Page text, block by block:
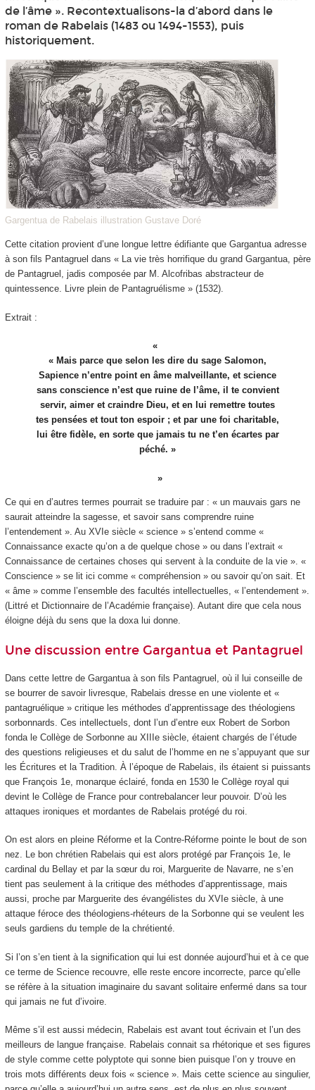
de l’âme ». Recontextualisons-la d’abord dans le
roman de Rabelais (1483 ou 1494-1553), puis
historiquement.
Gargentua de Rabelais illustration Gustave Doré
Cette citation provient d’une longue lettre édifiante que Gargantua adresse
à son fils Pantagruel dans « La vie très horrifique du grand Gargantua, père
de Pantagruel, jadis composée par M. Alcofribas abstracteur de
quintessence. Livre plein de Pantagruélisme » (1532).
Extrait :
« Mais parce que selon les dire du sage Salomon,
Sapience n’entre point en âme malveillante, et science
sans conscience n’est que ruine de l’âme, il te convient
servir, aimer et craindre Dieu, et en lui remettre toutes
tes pensées et tout ton espoir ; et par une foi charitable,
lui être fidèle, en sorte que jamais tu ne t’en écartes par
péché. »
Ce qui en d’autres termes pourrait se traduire par : « un mauvais gars ne
saurait atteindre la sagesse, et savoir sans comprendre ruine
l’entendement ». Au XVI esiècle « science » s’entend comme «
Connaissance exacte qu’on a de quelque chose » ou dans l’extrait «
Connaissance de certaines choses qui servent à la conduite de la vie ». «
Conscience » se lit ici comme « compréhension » ou savoir qu’on sait. Et
« âme » comme l’ensemble des facultés intellectuelles, « l’entendement ».
(Littré et Dictionnaire de l’Académie française). Autant dire que cela nous
éloigne déjà du sens que la doxa lui donne.
Une discussion entre Gargantua et Pantagruel
Dans cette lettre de Gargantua à son fils Pantagruel, où il lui conseille de
se bourrer de savoir livresque, Rabelais dresse en une violente et «
pantagruélique » critique les méthodes d’apprentissage des théologiens
sorbonnards. Ces intellectuels, dont l’un d’entre eux Robert de Sorbon
fonda le Collège de Sorbonne au XIII esiècle, étaient chargés de l’étude
des questions religieuses et du salut de l’homme en ne s’appuyant que sur
les Écritures et la Tradition. À l’époque de Rabelais, ils étaient si puissants
que François 1 e, monarque éclairé, fonda en 1530 le Collège royal qui
devint le Collège de France pour contrebalancer leur pouvoir. D’où les
attaques ironiques et mordantes de Rabelais protégé du roi.
On est alors en pleine Réforme et la Contre-Réforme pointe le bout de son
nez. Le bon chrétien Rabelais qui est alors protégé par François 1e, le
cardinal du Bellay et par la sœur du roi, Marguerite de Navarre, ne s’en
tient pas seulement à la critique des méthodes d’apprentissage, mais
aussi, proche par Marguerite des évangélistes du XVI esiècle, à une
attaque féroce des théologiens-rhéteurs de la Sorbonne qui se veulent les
seuls gardiens du temple de la chrétienté.
Si l’on s’en tient à la signification qui lui est donnée aujourd’hui et à ce que
ce terme de Science recouvre, elle reste encore incorrecte, parce qu’elle
se réfère à la situation imaginaire du savant solitaire enfermé dans sa tour
qui jamais ne fut d’ivoire.
Même s’il est aussi médecin, Rabelais est avant tout écrivain et l’un des
meilleurs de langue française. Rabelais connait sa rhétorique et ses figures
de style comme cette polyptote qui sonne bien puisque l’on y trouve en
trois mots différents deux fois « science ». Mais cette science au singulier,